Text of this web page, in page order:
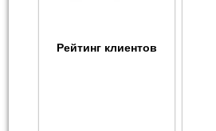
Рейтинг клиентов